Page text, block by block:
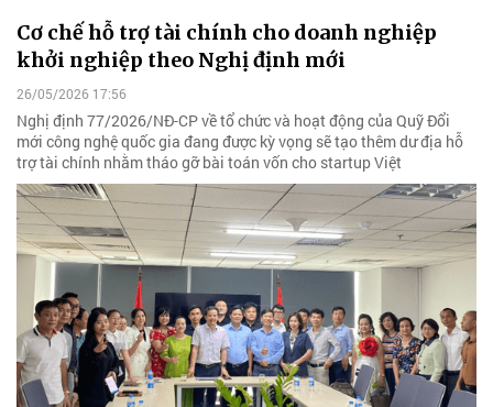
Cơ chế hỗ trợ tài chính cho doanh nghiệp
khởi nghiệp theo Nghị định mới
26/05/2026 17:56
Nghị định 77/2026/NĐ-CP về tổ chức và hoạt động của Quỹ Đổi
mới công nghệ quốc gia đang được kỳ vọng sẽ tạo thêm dư địa hỗ
trợ tài chính nhằm tháo gỡ bài toán vốn cho startup Việt